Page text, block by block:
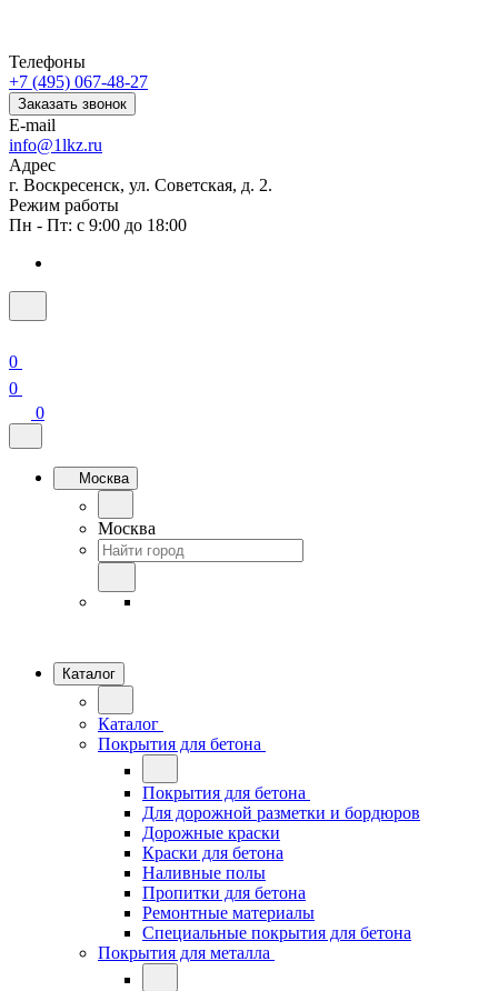
Телефоны
+7 (495) 067-48-27
Заказать звонок
E-mail
info@1lkz.ru
Адрес
г. Воскресенск, ул. Советская, д. 2.
Режим работы
Пн - Пт: с 9:00 до 18:00
0
0
0
Москва
Москва
Каталог
Каталог
Покрытия для бетона
Покрытия для бетона
Для дорожной разметки и бордюров
Дорожные краски
Краски для бетона
Наливные полы
Пропитки для бетона
Ремонтные материалы
Специальные покрытия для бетона
Покрытия для металла